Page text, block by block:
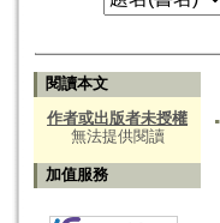
閱讀本文
作者或出版者未授權
無法提供閱讀
加值服務